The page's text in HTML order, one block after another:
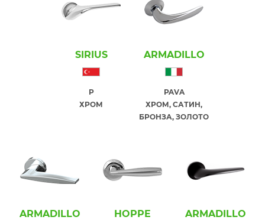
SIRIUS
P
ХРОМ
ARMADILLO
PAVA
ХРОМ, САТИН,
БРОНЗА, ЗОЛОТО
ARMADILLO HOPPE ARMADILLO